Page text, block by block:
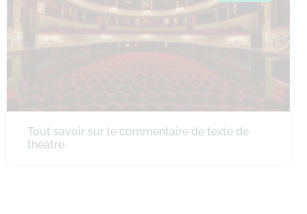
Tout savoir sur le commentaire de texte de
théâtre